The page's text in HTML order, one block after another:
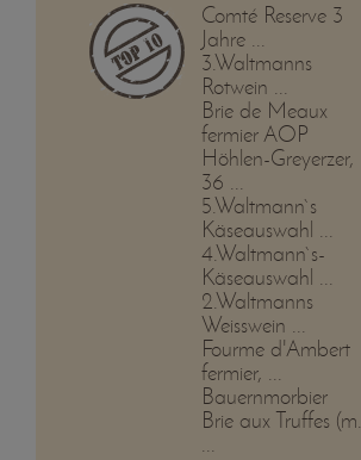
Comté Reserve 3
Jahre ...
3.Waltmanns
Rotwein ...
Brie de Meaux
fermier AOP
Höhlen-Greyerzer,
36 ...
5.Waltmann`s
Käseauswahl ...
4.Waltmann`s-
Käseauswahl ...
2.Waltmanns
Weisswein ...
Fourme d'Ambert
fermier, ...
Bauernmorbier
Brie aux Truffes (m.
...